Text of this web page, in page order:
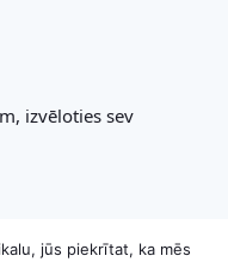
izvēloties sev
jūs piekrītat, ka mēs